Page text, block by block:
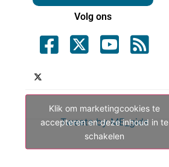
Volg ons
Tweets by ME_gids
Klik om marketingcookies te
accepteren en deze inhoud in te
schakelen